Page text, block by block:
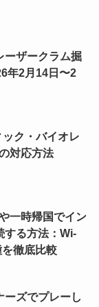
ーザークラム掘
年2月14日〜2
ク・バイオレ
対応方法
一時帰国でイン
する方法：Wi-
徹底比較
ーズでプレーし